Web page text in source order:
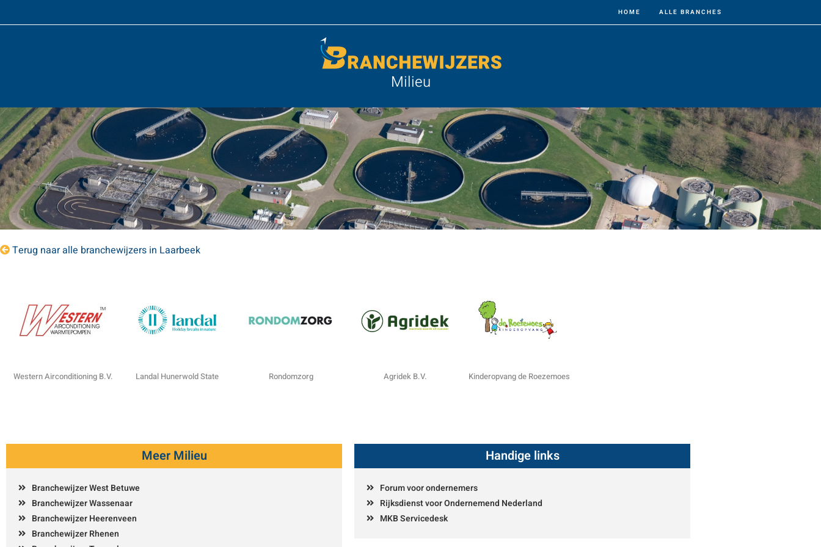
HOME ALLE BRANCHES
Milieu
Terug naar alle branchewijzers in Laarbeek
Western Airconditioning B.V. Landal Hunerwold State Rondomzorg Agridek B.V. Kinderopvang de Roezemoes
Meer Milieu
Branchewijzer West Betuwe
Branchewijzer Wassenaar
Branchewijzer Heerenveen
Branchewijzer Rhenen
Handige links
Forum voor ondernemers
Rijksdienst voor Ondernemend Nederland
MKB Servicedesk